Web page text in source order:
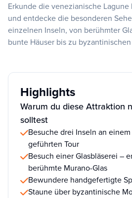
Erkunde die venezianische
und entdecke die besonderen
einzelnen Inseln, von berühmter
bunte Häuser bis zu
Highlights
Warum du diese Attraktion
solltest
Besuche drei Inseln an
geführten Tour
Besuch einer Glasbläserei –
berühmte Murano-Glas
Bewundere handgefertigte
Staune über byzantinische